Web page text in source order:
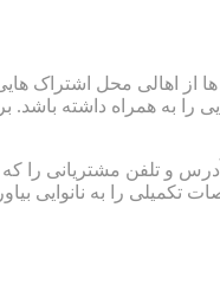
از اهالی محل اشتراک
را به همراه داشته
و تلفن مشتریانی را